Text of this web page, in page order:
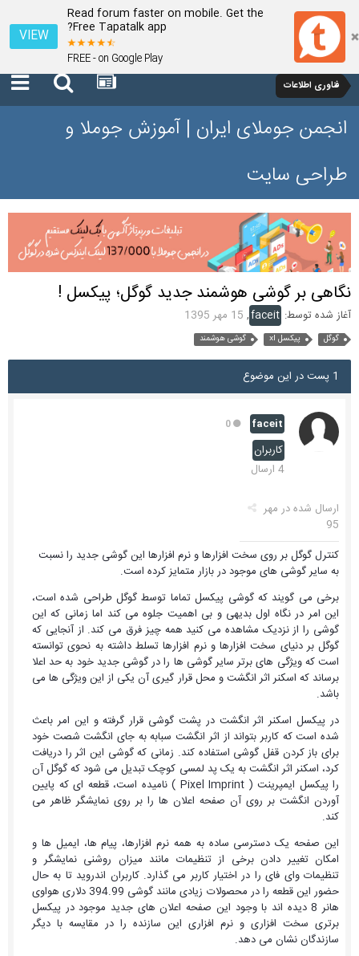
Read forum faster on mobile. Get the
Free Tapatalk app?
FREE - on Google Play
VIEW
فناوری اطلاعات
انجمن جوملای ایران | آموزش جوملا و
طراحی سایت
نگاهی بر گوشی هوشمند جدید گوگل؛ پیکسل !
آغاز شده توسط: faceit
, 15 مهر 1395
گوگل پیکسل xl گوشی هوشمند
1 پست در این موضوع
faceit
کاربران
4 ارسال
ارسال شده در مهر
95
کنترل گوگل بر روی سخت افزارها و نرم افزارها این گوشی جدید را نسبت
به سایر گوشی های موجود در بازار متمایز کرده است.
برخی می گویند که گوشی پیکسل تماما توسط گوگل طراحی شده است،
این امر در نگاه اول بدیهی و بی اهمیت جلوه می کند اما زمانی که این
گوشی را از نزدیک مشاهده می کنید همه چیز فرق می کند. از آنجایی که
گوگل بر دنیای سخت افزارها و نرم افزارها تسلط داشته به نحوی توانسته
است که ویژگی های برتر سایر گوشی ها را در گوشی جدید خود به حد اعلا
برساند که اسکنر اثر انگشت و محل قرار گیری آن یکی از این ویژگی ها می
باشد.
در پیکسل اسکنر اثر انگشت در پشت گوشی قرار گرفته و این امر باعث
شده است که کاربر بتواند از اثر انگشت سبابه به جای انگشت شصت خود
برای باز کردن قفل گوشی استفاده کند. زمانی که گوشی این اثر را دریافت
کرد، اسکنر اثر انگشت به یک پد لمسی کوچک تبدیل می شود که گوگل آن
را پیکسل ایمپرینت ( Pixel Imprint ) نامیده است، قطعه ای که پایین
آوردن انگشت بر روی آن صفحه اعلان ها را بر روی نمایشگر ظاهر می
کند.
این صفحه یک دسترسی ساده به همه نرم افزارها، پیام ها، ایمیل ها و
امکان تغییر دادن برخی از تنظیمات مانند میزان روشنی نمایشگر و
تنظیماتوای فای را در اختیار کاربر می گذارد. کاربران اندرویدتا به حال
حضور این قطعه را در محصولات زیادی مانند گوشی 394.99 دلاری
هواوی
هانر 8 دیده اند با وجود این صفحه اعلان های جدید موجود در پیکسل
برتری سخت افزاری و نرم افزاری این سازنده را در مقایسه با دیگر
سازندگان نشان می دهد.